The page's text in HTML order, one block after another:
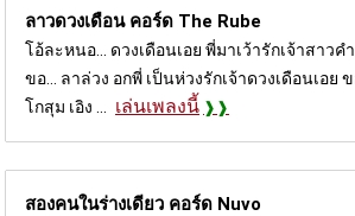
ลาวดวงเดือน คอร์ด The Rube
โอ้ละหนอ... ดวงเดือนเอย พี่มาเว้ารักเจ้าสาว
ขอ... ลาล่วง อกพี่ เป็นห่วงรักเจ้าดวงเดือนเอย
โกสุม เอิง ...
เล่นเพลงนี้
สองคนในร่างเดียว คอร์ด Nuvo